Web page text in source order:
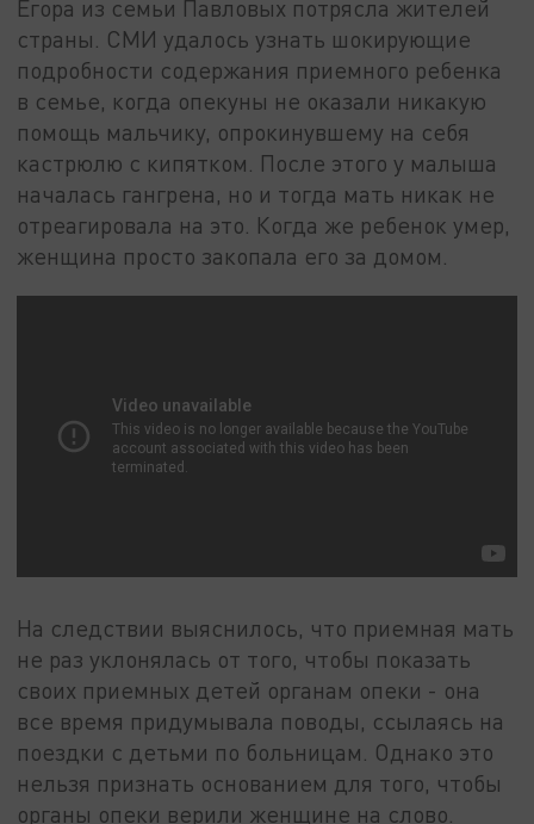
Егора из семьи Павловых потрясла жителей
страны. СМИ удалось узнать шокирующие
подробности содержания приемного ребенка
в семье, когда опекуны не оказали никакую
помощь мальчику, опрокинувшему на себя
кастрюлю с кипятком. После этого у малыша
началась гангрена, но и тогда мать никак не
отреагировала на это. Когда же ребенок умер,
женщина просто закопала его за домом.
На следствии выяснилось, что приемная мать
не раз уклонялась от того, чтобы показать
своих приемных детей органам опеки - она
все время придумывала поводы, ссылаясь на
поездки с детьми по больницам. Однако это
нельзя признать основанием для того, чтобы
органы опеки верили женщине на слово.